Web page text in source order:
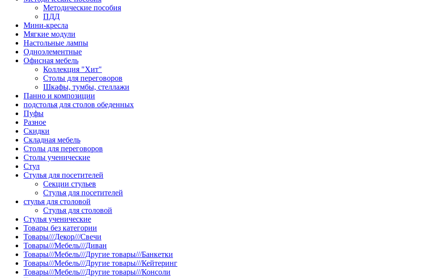
Методические пособия
ПДД
Мини-кресла
Мягкие модули
Настольные лампы
Одноэлементные
Офисная мебель
Коллекция "Хит"
Столы для переговоров
Шкафы, тумбы, стеллажи
Панно и композиции
подстолья для столов обеденных
Пуфы
Разное
Скидки
Складная мебель
Столы для переговоров
Столы ученические
Стул
Стулья для посетителей
Секции стульев
Стулья для посетителей
стулья для столовой
Стулья для столовой
Стулья ученические
Товары без категории
Товары///Декор///Свечи
Товары///Мебель///Диван
Товары///Мебель///Другие товары///Банкетки
Товары///Мебель///Другие товары///Кейтеринг
Товары///Мебель///Другие товары///Консоли